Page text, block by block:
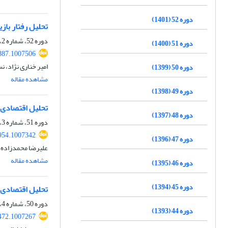
تحلیل رفتار
دوره 52، شماره 2، تابستان 1401، صفحه
امیر خناری
مشاهده مقاله
تحلیل
دوره 51، شماره 3، پاییز 1400، صفحه
علیرضا
مشاهده مقاله
تحلیل
دوره 50، شماره 4، زمستان 1399، صفحه
دوره 52 (1401)
دوره 51 (1400)
دوره 50 (1399)
دوره 49 (1398)
دوره 48 (1397)
دوره 47 (1396)
دوره 46 (1395)
دوره 45 (1394)
دوره 44 (1393)